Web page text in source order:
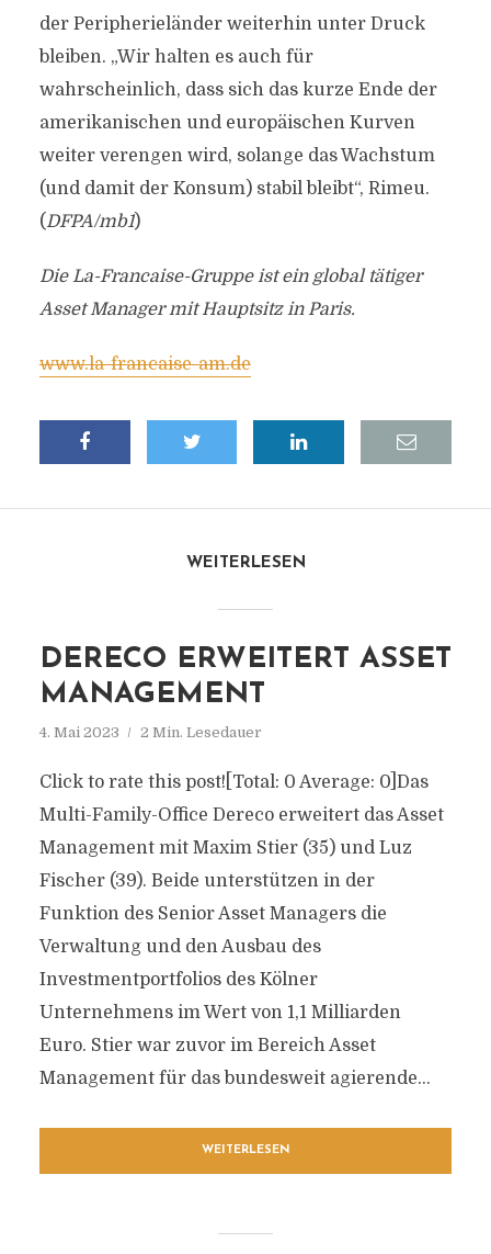
der Peripherieländer weiterhin unter Druck
bleiben. „Wir halten es auch für
wahrscheinlich, dass sich das kurze Ende der
amerikanischen und europäischen Kurven
weiter verengen wird, solange das Wachstum
(und damit der Konsum) stabil bleibt“, Rimeu.
(DFPA/mb1)
Die La-Francaise-Gruppe ist ein global tätiger
Asset Manager mit Hauptsitz in Paris.
www.la-francaise-am.de
WEITERLESEN
DERECO ERWEITERT ASSET
MANAGEMENT
4. Mai 2023 2 Min. Lesedauer
Click to rate this post![Total: 0 Average: 0]Das
Multi-Family-Office Dereco erweitert das Asset
Management mit Maxim Stier (35) und Luz
Fischer (39). Beide unterstützen in der
Funktion des Senior Asset Managers die
Verwaltung und den Ausbau des
Investmentportfolios des Kölner
Unternehmens im Wert von 1,1 Milliarden
Euro. Stier war zuvor im Bereich Asset
Management für das bundesweit agierende...
WEITERLESEN